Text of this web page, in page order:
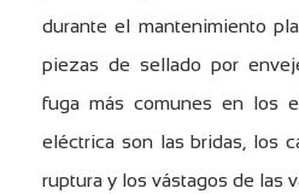
durante el mantenimiento
piezas de sellado por
fuga más comunes en los
eléctrica son las bridas, los
ruptura y los vástagos de las